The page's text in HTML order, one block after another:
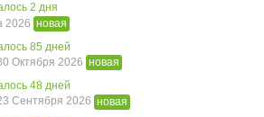
2 дня
2026 новая
85 дней
Октября 2026 новая
48дней
Сентября 2026 новая